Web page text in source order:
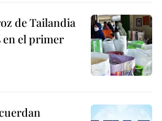
de Tailandia
en el primer